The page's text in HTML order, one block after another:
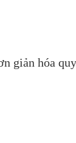
giản hóa